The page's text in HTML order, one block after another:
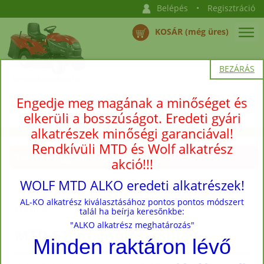
Belépés • Regisztráció
KOSÁR (még üres)
Termékkategóriák megnyitása →
Nyitóoldal›Termékek›Utángyártott fűnyíró kések, kapcsolók,
MTD 51cm, mulcs, csillag
BEZÁRÁS
Engedje meg magának a minőséget és
elkerüli a bosszúságot. Eredeti gyári
alkatrészek minőségi garanciával!
Rendkívüli MTD és Wolf alkatrész
akció!!!
WOLF MTD ALKO eredeti alkatrészek!
AL-KO alkatrész kiválasztásához pontos pontos módszert
talál ha beírja keresőnkbe:
"ALKO alkatrész meghatározás"
Minden raktáron lévő